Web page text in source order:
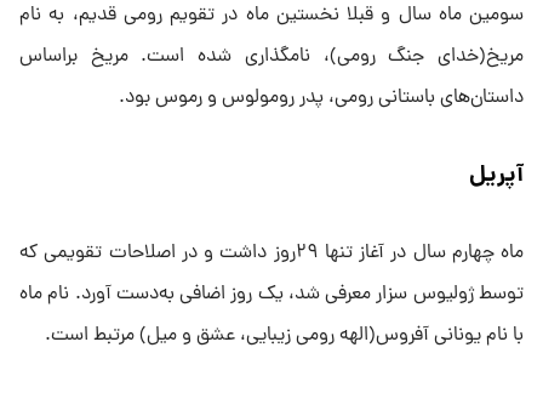
سومین ‌ماه سال و قبلا نخستین‌ ماه در تقویم رومی قدیم، به نام
مریخ(خدای جنگ رومی)، نامگذاری شده است. مریخ براساس
داستان‌های باستانی رومی، پدر رومولوس و رموس بود.
آپریل
ماه چهارم سال در آغاز تنها ۲۹روز داشت و در اصلاحات تقویمی که
توسط ژولیوس سزار معرفی شد، یک‌ روز اضافی به‌دست آورد. نام ‌ماه
با نام یونانی آفروس(الهه رومی زیبایی، عشق و میل) مرتبط است.